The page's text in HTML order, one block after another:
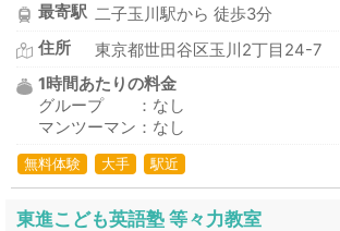
最寄駅 二子玉川駅から 徒歩3分
住所
東京都世田谷区玉川2丁目24-7
1時間あたりの料金
グループ ：なし
マンツーマン：なし
無料体験 大手 駅近
東進こども英語塾 等々力教室